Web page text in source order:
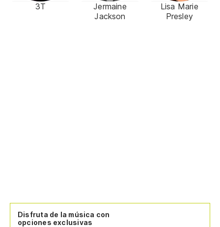
3T
Jermaine
Jackson
Lisa Marie
Presley
Disfruta de la música con
opciones exclusivas